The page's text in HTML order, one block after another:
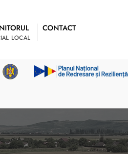
LOCAL
CONTACT